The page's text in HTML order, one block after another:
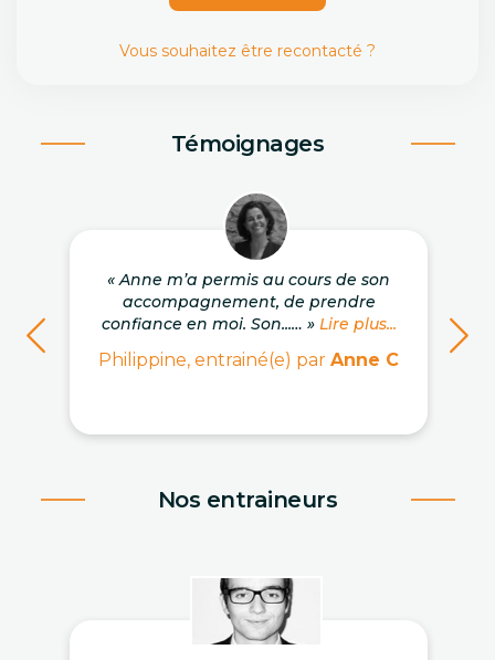
Vous souhaitez être recontacté ?
Témoignages
« Anne m’a permis au cours de son
accompagnement, de prendre
confiance en moi. Son...… » Lire plus...
Philippine, entrainé(e) par Anne C
Nos entraineurs